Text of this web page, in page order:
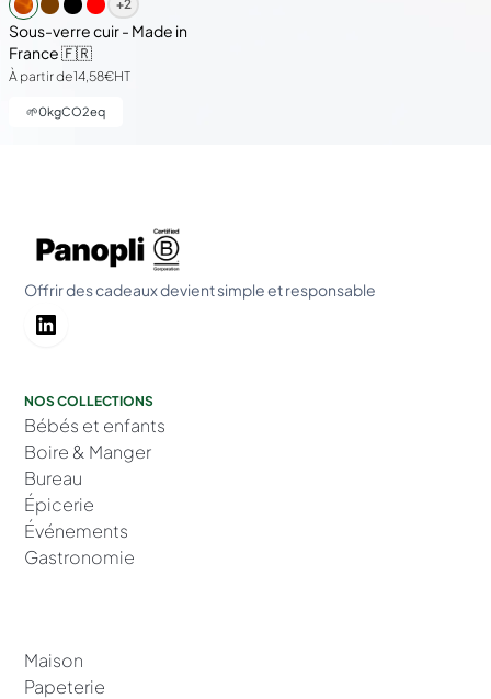
+2
Sous-verre cuir - Made in
France 🇫🇷
À partir de14,58€HT
🌱0kgCO2eq
Offrir des cadeaux devient simple et responsable
NOS COLLECTIONS
Bébés et enfants
Boire & Manger
Bureau
Épicerie
Événements
Gastronomie
Maison
Papeterie